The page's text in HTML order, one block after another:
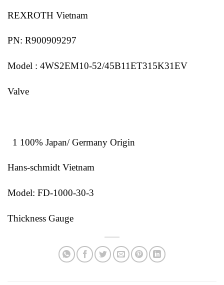
REXROTH Vietnam
PN: R900909297
Model : 4WS2EM10-52/45B11ET315K31EV
Valve
1 100% Japan/ Germany Origin
Hans-schmidt Vietnam
Model: FD-1000-30-3
Thickness Gauge